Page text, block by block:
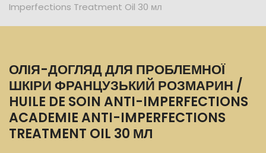
Imperfections Treatment Oil 30 мл
ОЛІЯ-ДОГЛЯД ДЛЯ ПРОБЛЕМНОЇ
ШКІРИ ФРАНЦУЗЬКИЙ РОЗМАРИН /
HUILE DE SOIN ANTI-IMPERFECTIONS
ACADEMIE ANTI-IMPERFECTIONS
TREATMENT OIL 30 МЛ